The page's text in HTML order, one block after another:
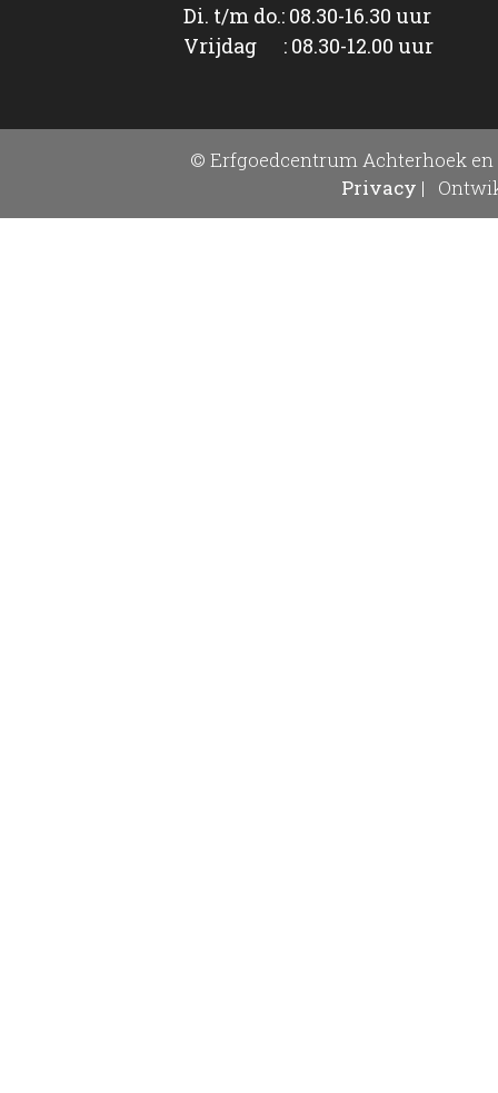
Di. t/m do.: 08.30-16.30 uur
Vrijdag : 08.30-12.00 uur
© Erfgoedcentrum Achterhoek en
Privacy |